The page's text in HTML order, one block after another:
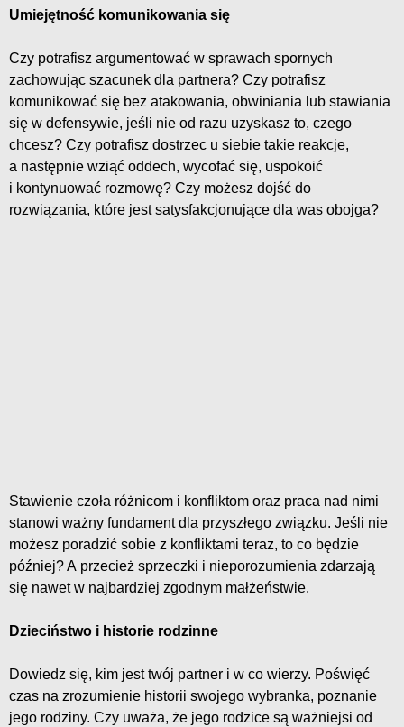
Umiejętność komunikowania się
Czy potrafisz argumentować w sprawach spornych
zachowując szacunek dla partnera? Czy potrafisz
komunikować się bez atakowania, obwiniania lub stawiania
się w defensywie, jeśli nie od razu uzyskasz to, czego
chcesz? Czy potrafisz dostrzec u siebie takie reakcje,
a następnie wziąć oddech, wycofać się, uspokoić
i kontynuować rozmowę? Czy możesz dojść do
rozwiązania, które jest satysfakcjonujące dla was obojga?
Stawienie czoła różnicom i konfliktom oraz praca nad nimi
stanowi ważny fundament dla przyszłego związku. Jeśli nie
możesz poradzić sobie z konfliktami teraz, to co będzie
później? A przecież sprzeczki i nieporozumienia zdarzają
się nawet w najbardziej zgodnym małżeństwie.
Dzieciństwo i historie rodzinne
Dowiedz się, kim jest twój partner i w co wierzy. Poświęć
czas na zrozumienie historii swojego wybranka, poznanie
jego rodziny. Czy uważa, że jego rodzice są ważniejsi od